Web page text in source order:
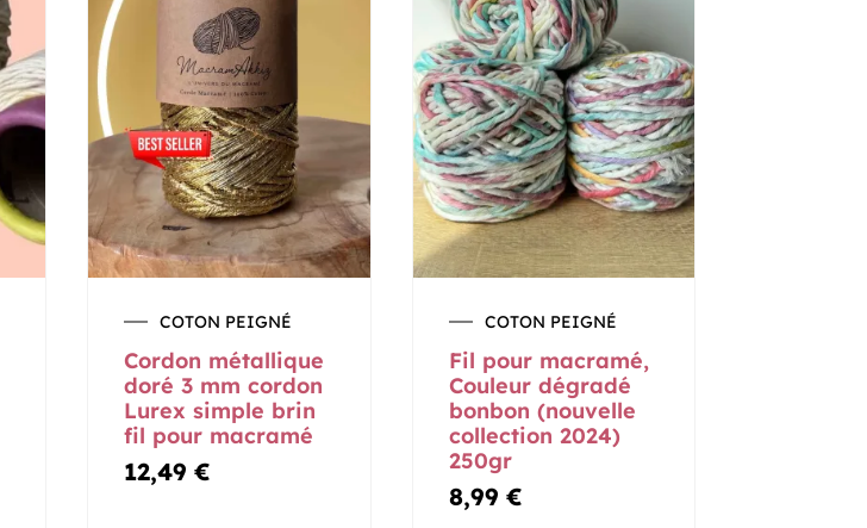
COTON PEIGNÉ
Cordon métallique
doré 3 mm cordon
Lurex simple brin
fil pour macramé
12,49 €
COTON PEIGNÉ
Fil pour macramé,
Couleur dégradé
bonbon (nouvelle
collection 2024)
250gr
8,99 €